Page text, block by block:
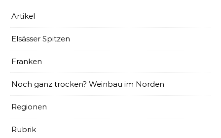
Artikel
Elsässer Spitzen
Franken
Noch ganz trocken? Weinbau im Norden
Regionen
Rubrik